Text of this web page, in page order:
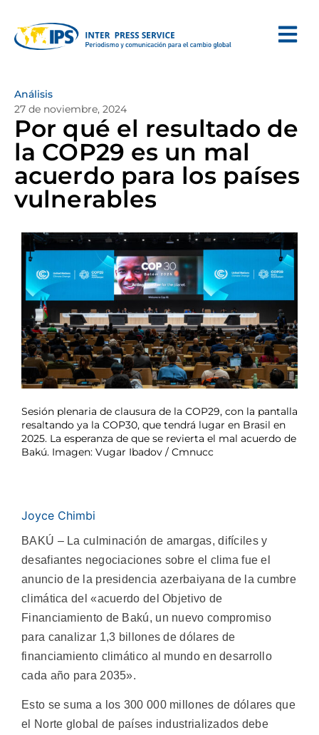
Análisis
27 de noviembre, 2024
Por qué el resultado de
la COP29 es un mal
acuerdo para los países
vulnerables
Sesión plenaria de clausura de la COP29, con la pantalla
resaltando ya la COP30, que tendrá lugar en Brasil en
2025. La esperanza de que se revierta el mal acuerdo de
Bakú. Imagen: Vugar Ibadov / Cmnucc
Joyce Chimbi
BAKÚ – La culminación de amargas, difíciles y
desafiantes negociaciones sobre el clima fue el
anuncio de la presidencia azerbaiyana de la cumbre
climática del «acuerdo del Objetivo de
Financiamiento de Bakú, un nuevo compromiso
para canalizar 1,3 billones de dólares de
financiamiento climático al mundo en desarrollo
cada año para 2035».
Esto se suma a los 300 000 millones de dólares que
el Norte global de países industrializados debe